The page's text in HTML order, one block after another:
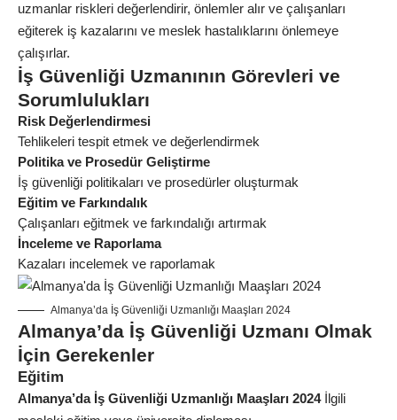
uzmanlar riskleri değerlendirir, önlemler alır ve çalışanları
eğiterek iş kazalarını ve meslek hastalıklarını önlemeye
çalışırlar.
İş Güvenliği Uzmanının Görevleri ve
Sorumlulukları
Risk Değerlendirmesi
Tehlikeleri tespit etmek ve değerlendirmek
Politika ve Prosedür Geliştirme
İş güvenliği politikaları ve prosedürler oluşturmak
Eğitim ve Farkındalık
Çalışanları eğitmek ve farkındalığı artırmak
İnceleme ve Raporlama
Kazaları incelemek ve raporlamak
Almanya’da İş Güvenliği Uzmanlığı Maaşları 2024
Almanya’da İş Güvenliği Uzmanı Olmak
İçin Gerekenler
Eğitim
Almanya’da İş Güvenliği Uzmanlığı Maaşları 2024İlgili